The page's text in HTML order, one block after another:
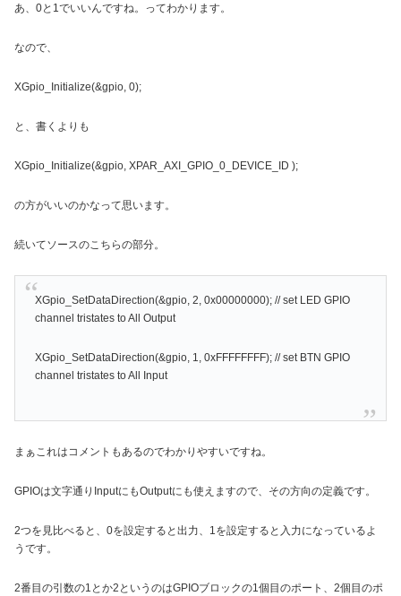
あ、0と1でいいんですね。ってわかります。
なので、
XGpio_Initialize(&gpio, 0);
と、書くよりも
XGpio_Initialize(&gpio, XPAR_AXI_GPIO_0_DEVICE_ID );
の方がいいのかなって思います。
続いてソースのこちらの部分。
XGpio_SetDataDirection(&gpio, 2, 0x00000000); // set LED GPIO
channel tristates to All Output
XGpio_SetDataDirection(&gpio, 1, 0xFFFFFFFF); // set BTN GPIO
channel tristates to All Input
まぁこれはコメントもあるのでわかりやすいですね。
GPIOは文字通りInputにもOutputにも使えますので、その方向の定義です。
2つを見比べると、0を設定すると出力、1を設定すると入力になっているよ
うです。
2番目の引数の1とか2というのはGPIOブロックの1個目のポート、2個目のポ